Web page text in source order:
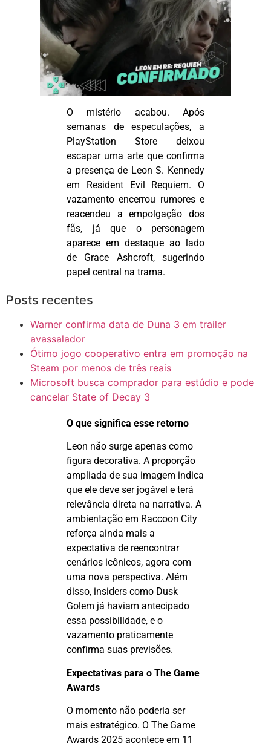
O mistério acabou. Após
semanas de especulações, a
PlayStation Store deixou
escapar uma arte que confirma
a presença de Leon S. Kennedy
em Resident Evil Requiem. O
vazamento encerrou rumores e
reacendeu a empolgação dos
fãs, já que o personagem
aparece em destaque ao lado
de Grace Ashcroft, sugerindo
papel central na trama.
Posts recentes
Warner confirma data de Duna 3 em trailer
avassalador
Ótimo jogo cooperativo entra em promoção na
Steam por menos de três reais
Microsoft busca comprador para estúdio e pode
cancelar State of Decay 3
O que significa esse retorno
Leon não surge apenas como
figura decorativa. A proporção
ampliada de sua imagem indica
que ele deve ser jogável e terá
relevância direta na narrativa. A
ambientação em Raccoon City
reforça ainda mais a
expectativa de reencontrar
cenários icônicos, agora com
uma nova perspectiva. Além
disso, insiders como Dusk
Golem já haviam antecipado
essa possibilidade, e o
vazamento praticamente
confirma suas previsões.
Expectativas para o The Game
Awards
O momento não poderia ser
mais estratégico. O The Game
Awards 2025 acontece em 11